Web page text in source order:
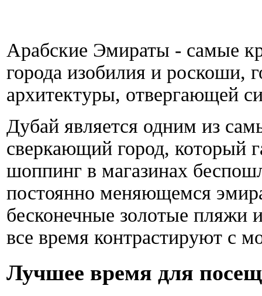
Арабские Эмираты - самые
города изобилия и роскоши,
архитектуры, отвергающей
Дубай является одним из
сверкающий город, который
шоппинг в магазинах
постоянно меняющемся
бесконечные золотые пляжи
все время контрастируют с
Лучшее время для